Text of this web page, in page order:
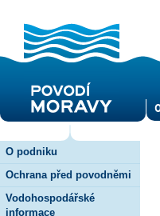
O podniku
Ochrana před povodněmi
Vodohospodářské
informace